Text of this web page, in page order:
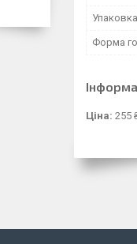
Упаковка
Форма
Ціна: 255